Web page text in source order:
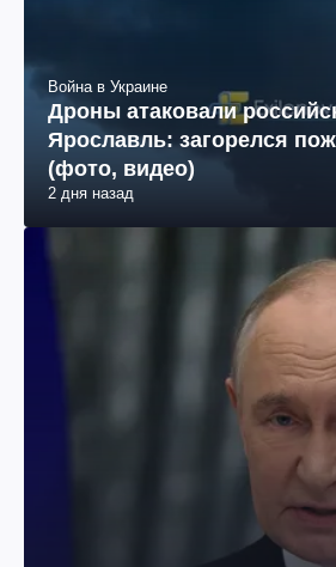
Война в Украине
Дроны атаковали
Ярославль: загорелся
(фото, видео)
2 дня назад